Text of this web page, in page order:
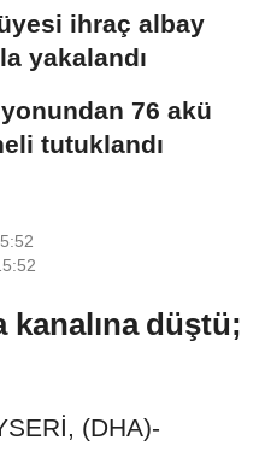
ihraç albay
yakalandı
76 akü
tutuklandı
düştü;
(DHA)-